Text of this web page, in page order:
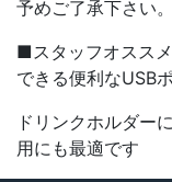
予めご了承下さい。
■スタッフオスス
できる便利なUSB
ドリンクホルダー
用にも最適です